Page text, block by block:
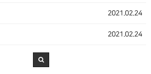
2021.02.24
2021.02.24